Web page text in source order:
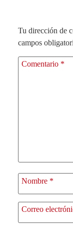
Tu dirección de
campos
Comentario *
Nombre *
Correo